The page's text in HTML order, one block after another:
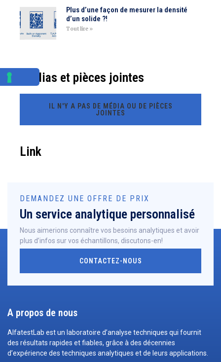
Plus d’une façon de mesurer la densité
d’un solide ?!
Tout lire »
Médias et pièces jointes
IL N'Y A PAS DE MÉDIA OU DE PIÈCES
JOINTES
Link
DEMANDEZ UNE OFFRE DE PRIX
Un service analytique personnalisé
Nous aimerions connaître vos besoins analytiques et avoir
plus d’infos sur vos échantillons, discutons-en!
CONTACTEZ-NOUS
A propos de nous
AlfatestLab est un laboratoire d’analyse techniques qui fournit
des résultats rapides et fiables, grâce à des décennies
d’expérience des techniques analytiques et de leurs applications.